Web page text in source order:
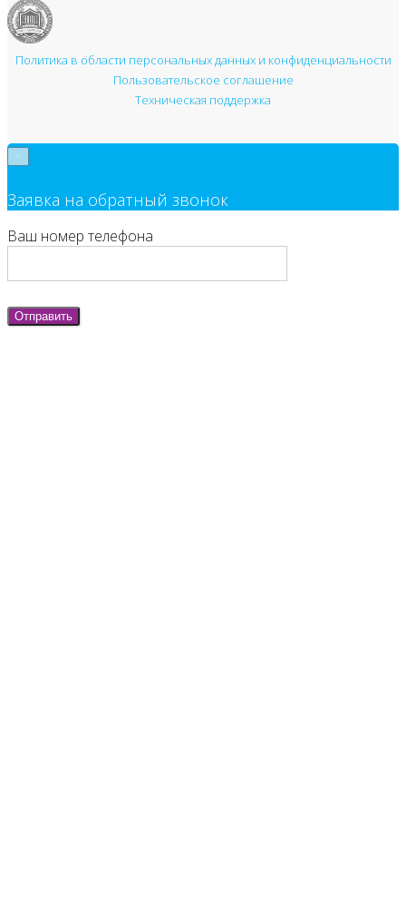
Политика в области персональных данных и конфиденциальности
Пользовательское соглашение
Техническая поддержка
Заявка на обратный звонок
Ваш номер телефона
Отправить